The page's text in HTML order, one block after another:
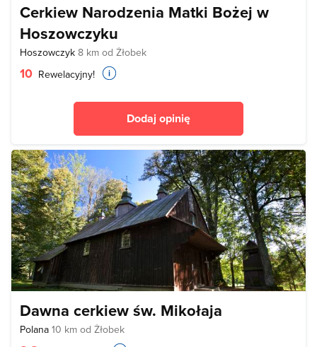
Cerkiew Narodzenia Matki Bożej w
Hoszowczyku
Hoszowczyk 8 km od Żłobek
10 Rewelacyjny!
Dodaj opinię
Dawna cerkiew św. Mikołaja
Polana 10 km od Żłobek